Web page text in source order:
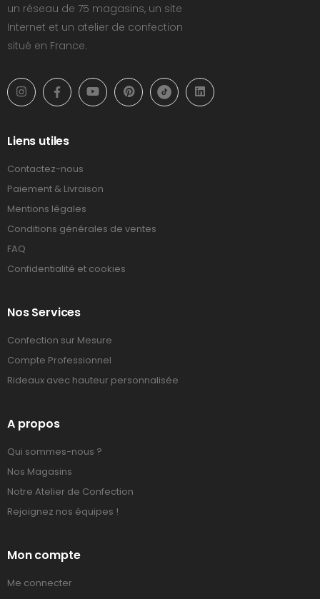
un réseau de 75 magasins, un site
Internet et un atelier de confection
situé en France.
Liens utiles
Contactez-nous
Paiement & Livraison
Mentions légales
Conditions générales de ventes
FAQ
Confidentialité et cookies
Nos Services
Confection sur Mesure
Compte Professionnel
Rideaux avec hauteur personnalisée
A propos
Qui sommes-nous ?
Nos Magasins
Notre Atelier de Confection
Rejoignez nos équipes !
Mon compte
Me connecter